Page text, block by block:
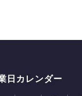
日カレンダー